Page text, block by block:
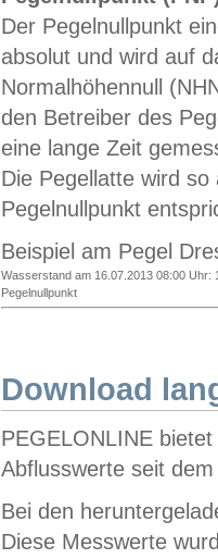
Der Pegelnullpunkt
absolut und wird auf
Normalhöhennull
den Betreiber des
eine lange Zeit
Die Pegellatte wird
Pegelnullpunkt
Beispiel am Pegel
Wasserstand am 16.07.2013 08:00 Uhr:
Pegelnullpunkt
Download
PEGELONLINE
Abflusswerte seit
Bei den
Diese Messwerte